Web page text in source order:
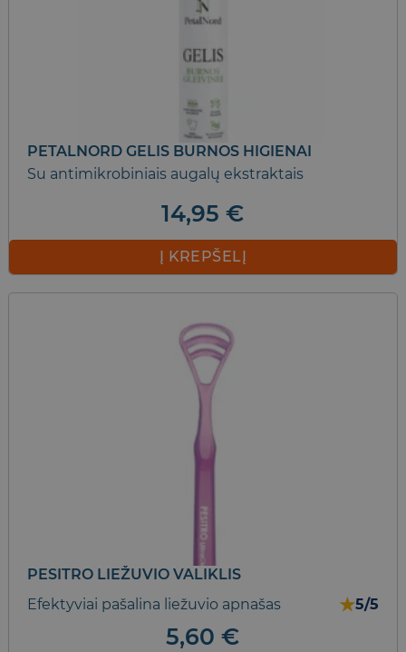
PETALNORD GELIS BURNOS HIGIENAI
Su antimikrobiniais augalų ekstraktais
14,95€
Į KREPŠELĮ
PESITRO LIEŽUVIO VALIKLIS
Efektyviai pašalina liežuvio apnašas
★5/5
5,60€